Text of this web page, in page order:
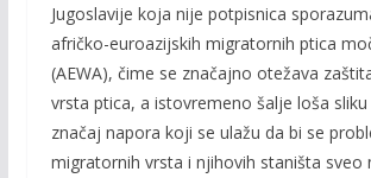
Jugoslavije koja nije potpisnica
afričko-euroazijskih migratornih ptica
(AEWA), čime se značajno otežava
vrsta ptica, a istovremeno šalje loša
značaj napora koji se ulažu da bi se
migratornih vrsta i njihovih staništa sveo